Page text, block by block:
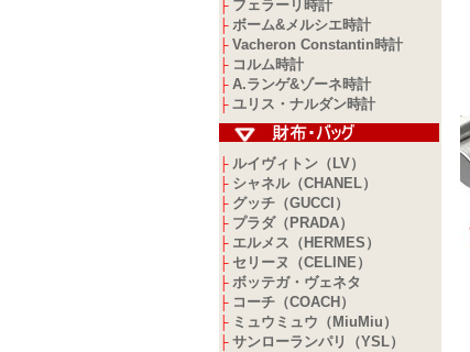
├ フェラーリ時計
├ ボーム&メルシエ時計
├ Vacheron Constantin時計
├ コルム時計
├ A.ランゲ&ゾーネ時計
├ ユリス・ナルダン時計
├ ルイヴィトン（LV）
├ シャネル（CHANEL）
├ グッチ（GUCCI）
├ プラダ（PRADA）
├ エルメス（HERMES）
├ セリーヌ（CELINE）
├ ボッテガ・ヴェネタ
├ コーチ（COACH）
├ ミュウミュウ（MiuMiu）
├ サンローランパリ（YSL）